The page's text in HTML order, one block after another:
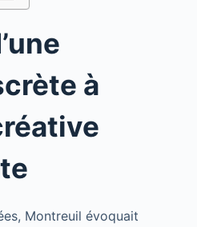
à
Montreuil évoquait